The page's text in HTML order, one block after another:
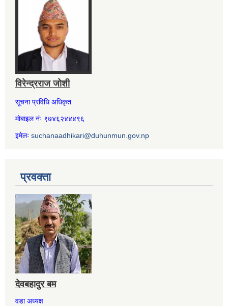
विरेन्द्रराज जोशी
सूचना प्रविधि अधिकृत
मोबाइल नंः ९७४६२४४४९६
इमेलः suchanaadhikari@duhunmun.gov.np
प्रवक्ता
देवबहादुर बम
वडा अध्यक्ष